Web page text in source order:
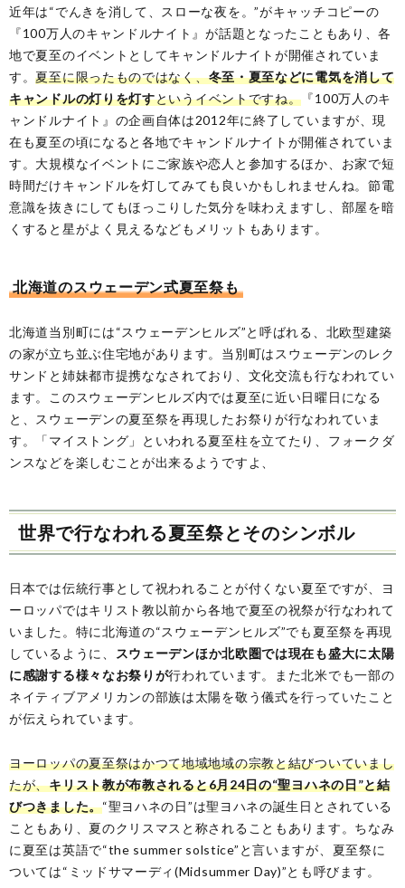
近年は“でんきを消して、スローな夜を。”がキャッチコピーの
『100万人のキャンドルナイト』が話題となったこともあり、各
地で夏至のイベントとしてキャンドルナイトが開催されていま
す。夏至に限ったものではなく、冬至・夏至などに電気を消して
キャンドルの灯りを灯すというイベントですね。 『100万人のキ
ャンドルナイト』の企画自体は2012年に終了していますが、現
在も夏至の頃になると各地でキャンドルナイトが開催されていま
す。大規模なイベントにご家族や恋人と参加するほか、お家で短
時間だけキャンドルを灯してみても良いかもしれませんね。節電
意識を抜きにしてもほっこりした気分を味わえますし、部屋を暗
くすると星がよく見えるなどもメリットもあります。
北海道のスウェーデン式夏至祭も
北海道当別町には“スウェーデンヒルズ”と呼ばれる、北欧型建築
の家が立ち並ぶ住宅地があります。当別町はスウェーデンのレク
サンドと姉妹都市提携ななされており、文化交流も行なわれてい
ます。このスウェーデンヒルズ内では夏至に近い日曜日になる
と、スウェーデンの夏至祭を再現したお祭りが行なわれていま
す。「マイストング」といわれる夏至柱を立てたり、フォークダ
ンスなどを楽しむことが出来るようですよ、
世界で行なわれる夏至祭とそのシンボル
日本では伝統行事として祝われることが付くない夏至ですが、ヨ
ーロッパではキリスト教以前から各地で夏至の祝祭が行なわれて
いました。特に北海道の“スウェーデンヒルズ”でも夏至祭を再現
しているように、
スウェーデンほか北欧圏では現在も盛大に太陽
に感謝する様々なお祭りが行われています。また北米でも一部の
ネイティブアメリカンの部族は太陽を敬う儀式を行っていたこと
が伝えられています。
ヨーロッパの夏至祭はかつて地域地域の宗教と結びついていまし
たが、キリスト教が布教されると6月24日の“聖ヨハネの日”と結
びつきました。“聖ヨハネの日”は聖ヨハネの誕生日とされている
こともあり、夏のクリスマスと称されることもあります。ちなみ
に夏至は英語で“the summer solstice”と言いますが、夏至祭に
ついては“ミッドサマーディ(Midsummer Day)”とも呼びます。